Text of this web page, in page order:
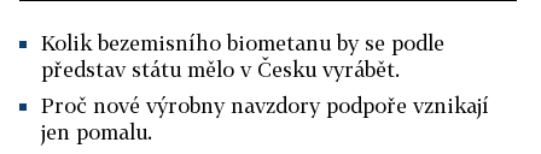
Kolik bezemisního biometanu by se podle
představ státu mělo v Česku vyrábět.
Proč nové výrobny navzdory podpoře vznikají
jen pomalu.